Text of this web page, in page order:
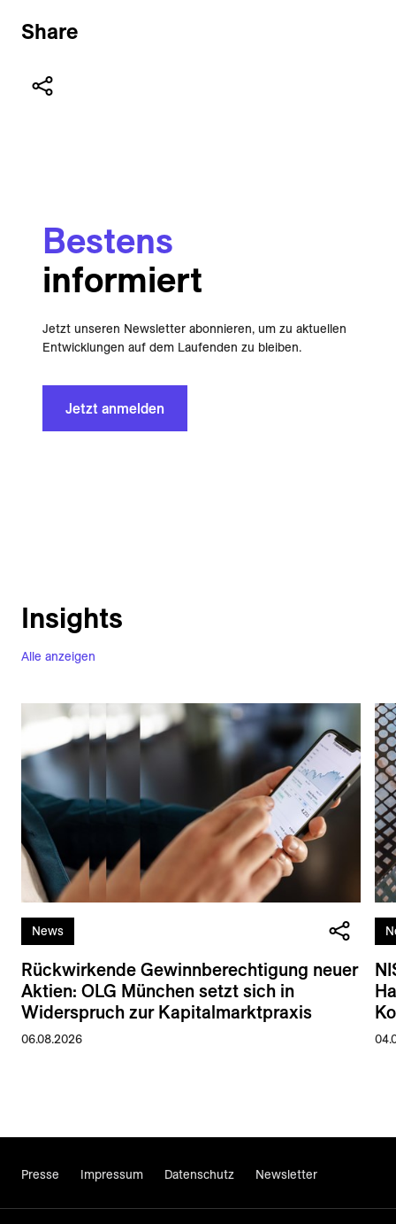
Share
Bestens
informiert
Jetzt unseren Newsletter abonnieren, um zu aktuellen
Entwicklungen auf dem Laufenden zu bleiben.
Jetzt anmelden
Alle anzeigen
Insights
News
Rückwirkende Gewinnberechtigung neuer
Aktien: OLG München setzt sich in
Widerspruch zur Kapitalmarktpraxis
06.08.2026
Presse Impressum Datenschutz Newsletter